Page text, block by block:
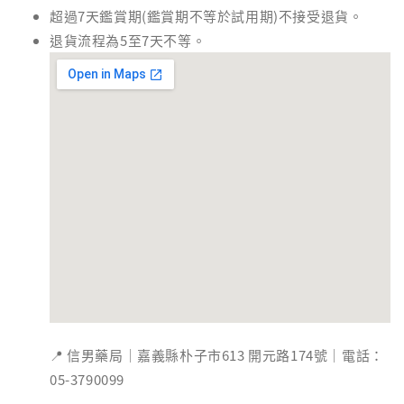
超過7天鑑賞期(鑑賞期不等於試用期)不接受退貨。
退貨流程為5至7天不等。
📍 信男藥局｜嘉義縣朴子市613 開元路174號｜電話：
05-3790099